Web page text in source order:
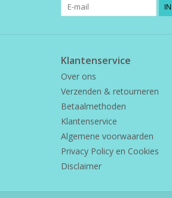
Klantenservice
Over ons
Verzenden & retourneren
Betaalmethoden
Klantenservice
Algemene voorwaarden
Privacy Policy en Cookies
Disclaimer